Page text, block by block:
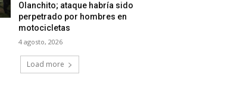
Olanchito; ataque habría sido
perpetrado por hombres en
motocicletas
4 agosto, 2026
Load more